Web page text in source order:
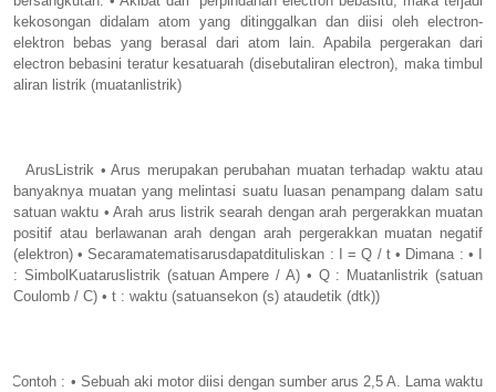
kekosongan didalam atom yang ditinggalkan dan diisi oleh electron-
elektron bebas yang berasal dari atom lain. Apabila pergerakan dari
electron bebasini teratur kesatuarah (disebutaliran electron), maka timbul
aliran listrik (muatanlistrik)
ArusListrik • Arus merupakan perubahan muatan terhadap waktu atau
banyaknya muatan yang melintasi suatu luasan penampang dalam satu
satuan waktu • Arah arus listrik searah dengan arah pergerakkan muatan
positif atau berlawanan arah dengan arah pergerakkan muatan negatif
(elektron) • Secaramatematisarusdapatdituliskan : I = Q / t • Dimana : • I
: SimbolKuataruslistrik (satuan Ampere / A) • Q : Muatanlistrik (satuan
Coulomb / C) • t : waktu (satuansekon (s) ataudetik (dtk))
Contoh : • Sebuah aki motor diisi dengan sumber arus 2,5 A. Lama waktu